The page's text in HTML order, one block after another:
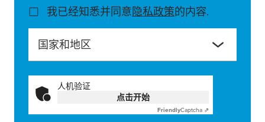
我已经知悉并同意隐私政策的内容.
国家和地区
人机验证
点击开始
FriendlyCaptcha ⇗